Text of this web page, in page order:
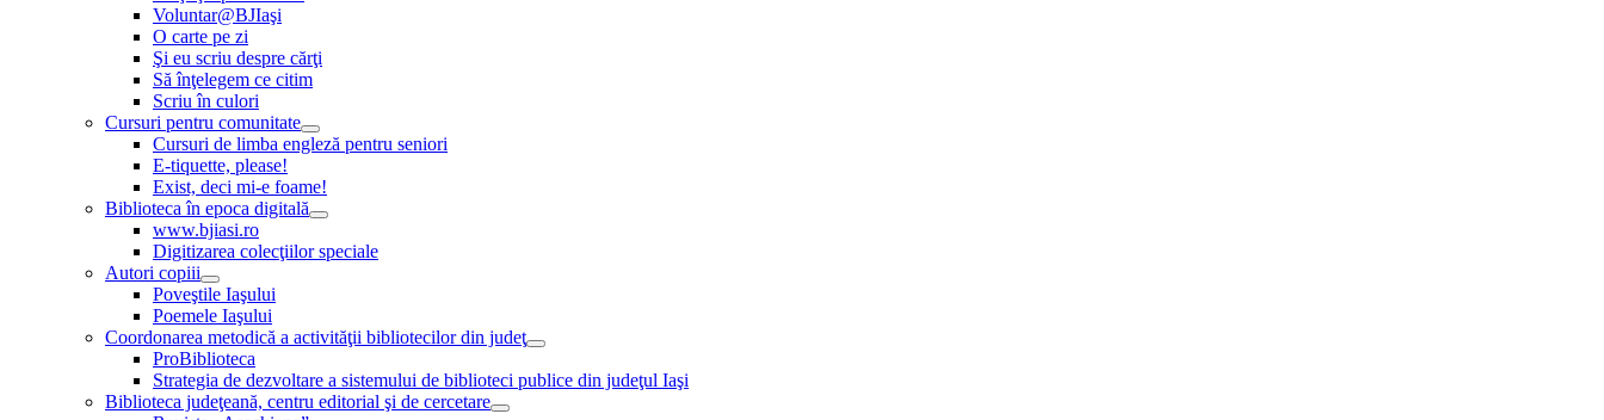
Voluntar@BJIaşi
O carte pe zi
Şi eu scriu despre cărţi
Să înţelegem ce citim
Scriu în culori
Cursuri pentru comunitate
Cursuri de limba engleză pentru seniori
E-tiquette, please!
Exist, deci mi-e foame!
Biblioteca în epoca digitală
www.bjiasi.ro
Digitizarea colecţiilor speciale
Autori copiii
Poveştile Iaşului
Poemele Iaşului
Coordonarea metodică a activităţii bibliotecilor din judeţ
ProBiblioteca
Strategia de dezvoltare a sistemului de biblioteci publice din judeţul Iaşi
Biblioteca judeţeană, centru editorial şi de cercetare